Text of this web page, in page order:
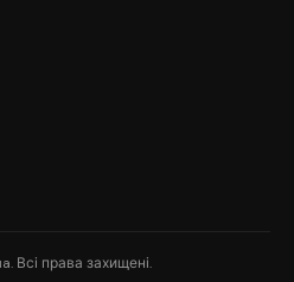
Всі права захищені.